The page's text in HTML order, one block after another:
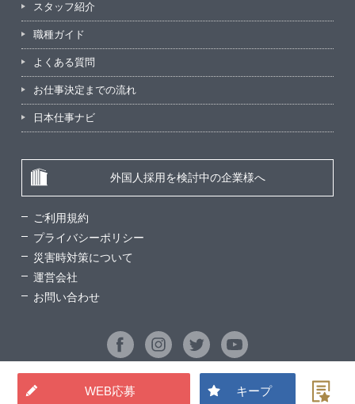
WEB応募 キープ
スタッフ紹介
職種ガイド
よくある質問
お仕事決定までの流れ
日本仕事ナビ
外国人採用を検討中の企業様へ
ご利用規約
プライバシーポリシー
災害時対策について
運営会社
お問い合わせ
©2026 Good Man Service All Rights Reserved.